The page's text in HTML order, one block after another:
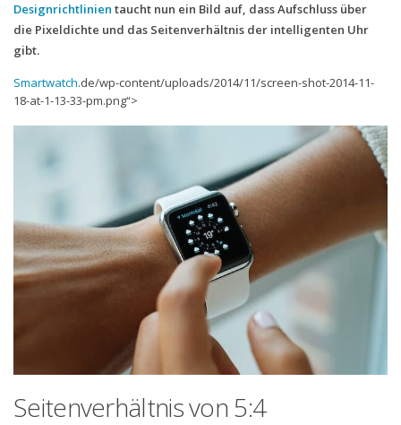
Datentarife
Smartphonetarife
Prepaid-Tarife
Mobilfunk-Vergleichsrechner
Mobilfunk-Tarifrechner
Flatrate-Datentarife
Designrichtlinien taucht nun ein Bild auf, dass Aufschluss über
die Pixeldichte und das Seitenverhältnis der intelligenten Uhr
gibt.
Smartwatch.de/wp-content/uploads/2014/11/screen-shot-2014-11-
18-at-1-13-33-pm.png“>
Seitenverhältnis von 5:4